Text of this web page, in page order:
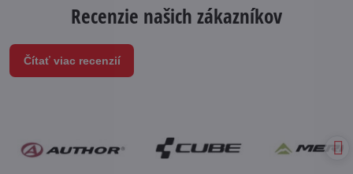
Recenzie našich zákazníkov
Čítať viac recenzií